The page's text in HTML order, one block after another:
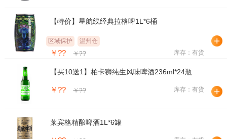
【特价】星航线经典拉格啤1L*6桶
区域保护 温州仓
￥?? ￥?? 库存：有货
【买10送1】柏卡狮纯生风味啤酒236ml*24瓶
￥?? ￥?? 库存：有货
莱宾格精酿啤酒1L*6罐